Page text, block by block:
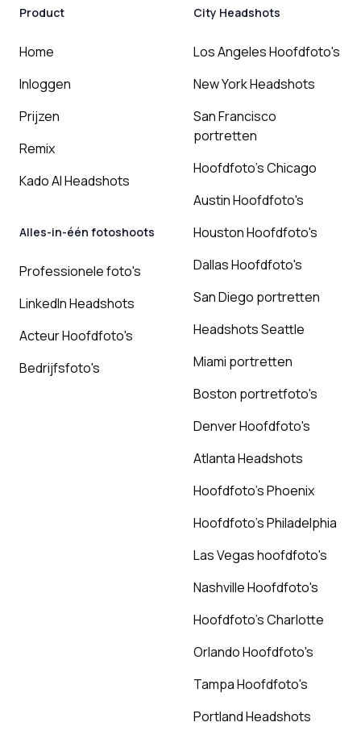
Product
Home
Inloggen
Prijzen
Remix
Kado AI Headshots
Alles-in-één fotoshoots
Professionele foto's
LinkedIn Headshots
Acteur Hoofdfoto's
Bedrijfsfoto's
City Headshots
Los Angeles Hoofdfoto's
New York Headshots
San Francisco
portretten
Hoofdfoto's Chicago
Austin Hoofdfoto's
Houston Hoofdfoto's
Dallas Hoofdfoto's
San Diego portretten
Headshots Seattle
Miami portretten
Boston portretfoto's
Denver Hoofdfoto's
Atlanta Headshots
Hoofdfoto's Phoenix
Hoofdfoto's Philadelphia
Las Vegas hoofdfoto's
Nashville Hoofdfoto's
Hoofdfoto's Charlotte
Orlando Hoofdfoto's
Tampa Hoofdfoto's
Portland Headshots